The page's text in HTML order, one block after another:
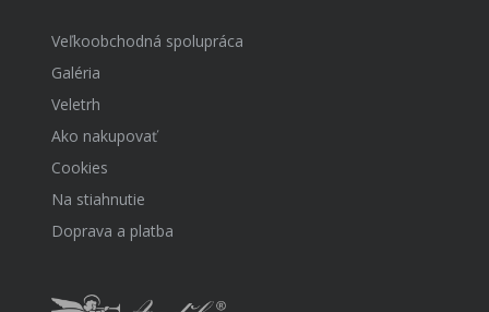
Veľkoobchodná spolupráca
Galéria
Veletrh
Ako nakupovať
Cookies
Na stiahnutie
Doprava a platba